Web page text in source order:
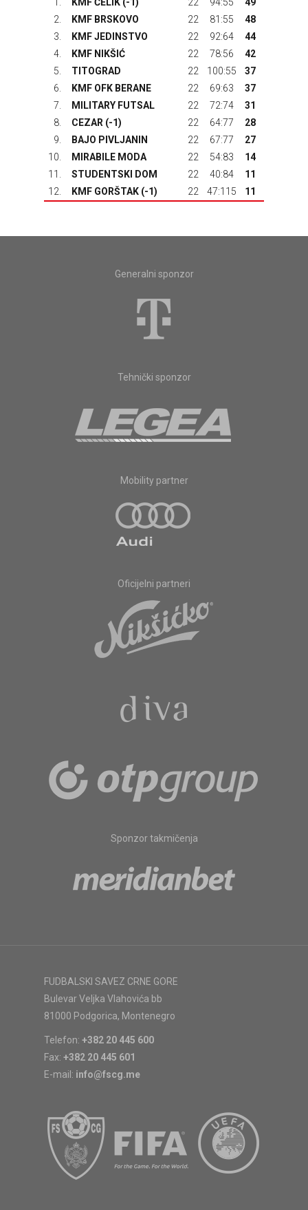
2.
KMF BRSKOVO 22 81:55
48
3.
KMF JEDINSTVO 22 92:64
44
4.
KMF NIKŠIĆ 22 78:56
42
5.
TITOGRAD 22 100:55
37
6.
KMF OFK BERANE 22 69:63
37
7.
MILITARY FUTSAL 22 72:74
31
8.
CEZAR (-1) 22 64:77
28
9.
BAJO PIVLJANIN 22 67:77
27
10.
MIRABILE MODA 22 54:83
14
11.
STUDENTSKI DOM 22 40:84
11
12.
KMF GORŠTAK (-1) 22 47:115 11
Generalni sponzor
Tehnički sponzor
Mobility partner
Oficijelni partneri
Sponzor takmičenja
FUDBALSKI SAVEZ CRNE GORE
Bulevar Veljka Vlahovića bb
81000 Podgorica, Montenegro
Telefon: +382 20 445 600
Fax: +382 20 445 601
E-mail: info@fscg.me